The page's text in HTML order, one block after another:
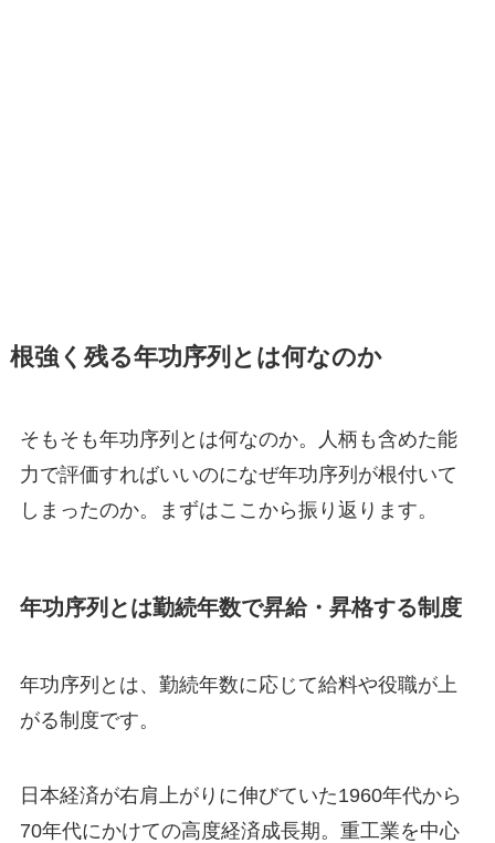
根強く残る年功序列とは何なのか
そもそも年功序列とは何なのか。人柄も含めた能
力で評価すればいいのになぜ年功序列が根付いて
しまったのか。まずはここから振り返ります。
年功序列とは勤続年数で昇給・昇格する制度
年功序列とは、勤続年数に応じて給料や役職が上
がる制度です。
日本経済が右肩上がりに伸びていた1960年代から
70年代にかけての高度経済成長期。重工業を中心